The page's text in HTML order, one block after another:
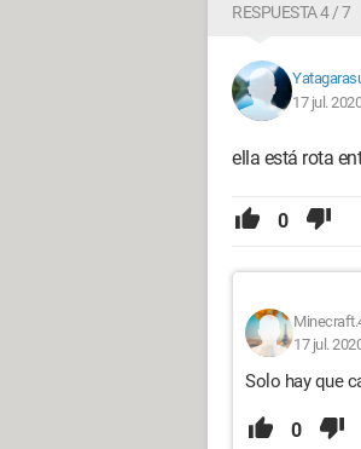
RESPUESTA 4 / 7
17 jul.
ella está rota
0
17 jul.
Solo hay que
0